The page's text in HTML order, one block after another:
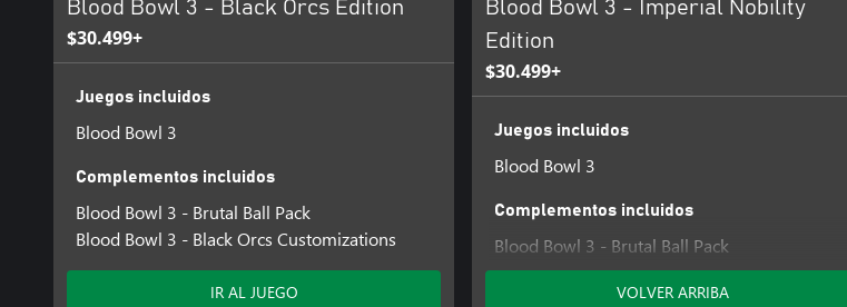
Blood Bowl 3 - Black Orcs Edition
$30.499+
Juegos incluidos
Blood Bowl 3
Complementos incluidos
Blood Bowl 3 - Brutal Ball Pack
Blood Bowl 3 - Black Orcs Customizations
IR AL JUEGO
Blood Bowl 3 - Imperial Nobility
Edition
$30.499+
Juegos incluidos
Blood Bowl 3
Complementos incluidos
Blood Bowl 3 - Brutal Ball Pack
Blood Bowl 3 - Imperial Nobility
VOLVER ARRIBA